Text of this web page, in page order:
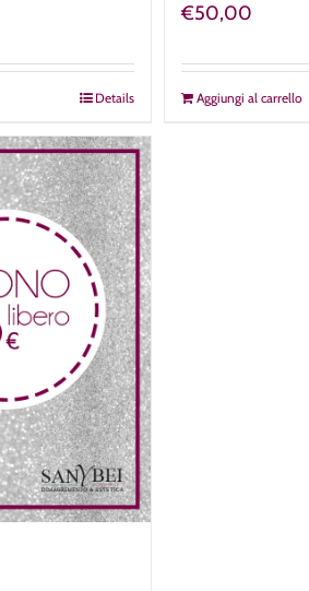
Details
€50,00
Aggiungi al carrello